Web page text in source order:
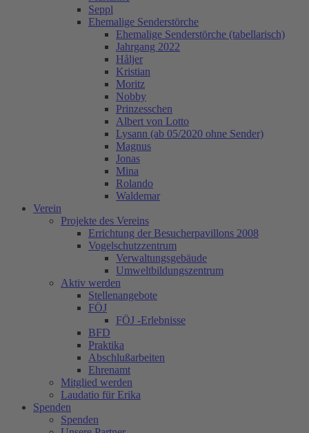
Seppl
Ehemalige Senderstörche
Ehemalige Senderstörche (tabellarisch)
Jahrgang 2022
Håljer
Kristian
Moritz
Nobby
Prinzesschen
Albert von Lotto
Lysann (ab 05/2020 ohne Sender)
Magnus
Jonas
Mina
Rolando
Waldemar
Verein
Projekte des Vereins
Errichtung der Besucherpavillons 2008
Vogelschutzzentrum
Verwaltungsgebäude
Umweltbildungszentrum
Aktiv werden
Stellenangebote
FÖJ
FÖJ -Erlebnisse
BFD
Praktika
Abschlußarbeiten
Ehrenamt
Mitglied werden
Laudatio für Erika
Spenden
Spenden